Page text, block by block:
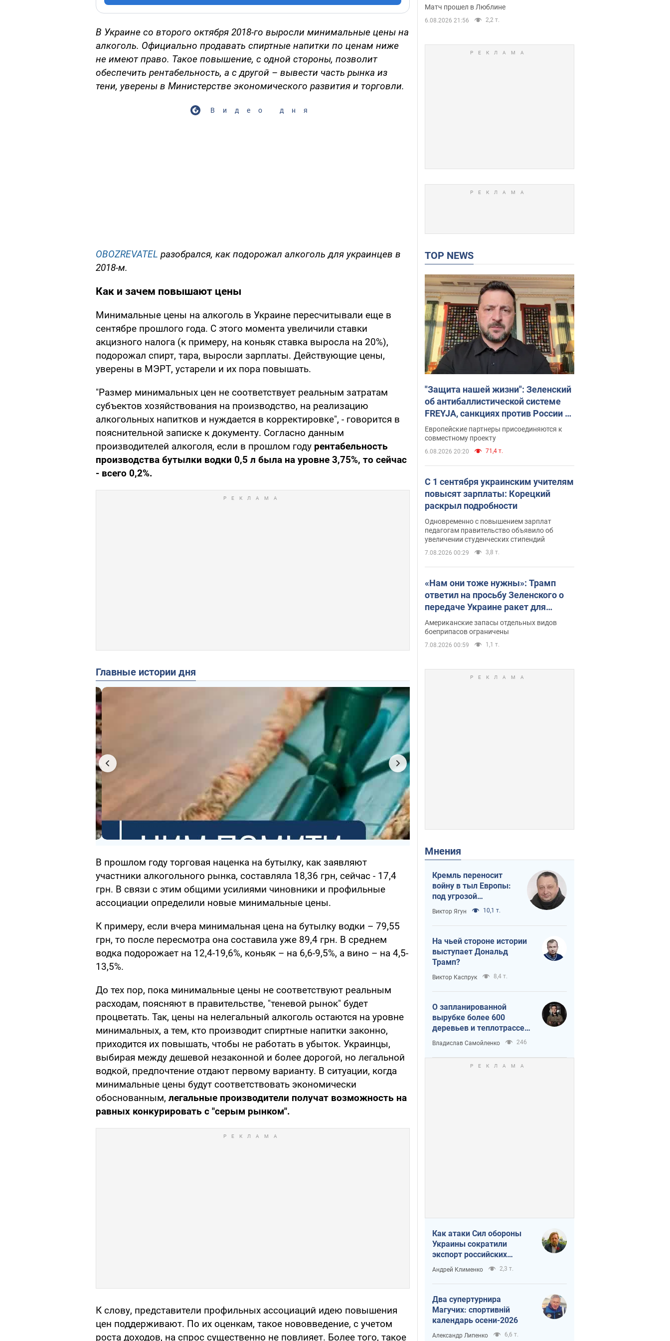
В Украине со второго октября 2018-го выросли минимальные цены на
алкоголь. Официально продавать спиртные напитки по ценам ниже
не имеют право. Такое повышение, с одной стороны, позволит
обеспечить рентабельность, а с другой – вывести часть рынка из
тени, уверены в Министерстве экономического развития и торговли.
Видео дня
OBOZREVATEL разобрался, как подорожал алкоголь для украинцев в
2018-м.
Как и зачем повышают цены
Минимальные цены на алкоголь в Украине пересчитывали еще в
сентябре прошлого года. С этого момента увеличили ставки
акцизного налога (к примеру, на коньяк ставка выросла на 20%),
подорожал спирт, тара, выросли зарплаты. Действующие цены,
уверены в МЭРТ, устарели и их пора повышать.
"Размер минимальных цен не соответствует реальным затратам
субъектов хозяйствования на производство, на реализацию
алкогольных напитков и нуждается в корректировке", - говорится в
пояснительной записке к документу. Согласно данным
производителей алкоголя, если в прошлом году рентабельность
производства бутылки водки 0,5 л была на уровне 3,75%, то сейчас
- всего 0,2%.
Главные истории дня
В прошлом году торговая наценка на бутылку, как заявляют
участники алкогольного рынка, составляла 18,36 грн, сейчас - 17,4
грн. В связи с этим общими усилиями чиновники и профильные
ассоциации определили новые минимальные цены.
К примеру, если вчера минимальная цена на бутылку водки – 79,55
грн, то после пересмотра она составила уже 89,4 грн. В среднем
водка подорожает на 12,4-19,6%, коньяк – на 6,6-9,5%, а вино – на 4,5-
13,5%.
До тех пор, пока минимальные цены не соответствуют реальным
расходам, поясняют в правительстве, "теневой рынок" будет
процветать. Так, цены на нелегальный алкоголь остаются на уровне
минимальных, а тем, кто производит спиртные напитки законно,
приходится их повышать, чтобы не работать в убыток. Украинцы,
выбирая между дешевой незаконной и более дорогой, но легальной
водкой, предпочтение отдают первому варианту. В ситуации, когда
минимальные цены будут соответствовать экономически
обоснованным, легальные производители получат возможность на
равных конкурировать с "серым рынком".
К слову, представители профильных ассоциаций идею повышения
цен поддерживают. По их оценкам, такое нововведение, с учетом
роста доходов, на спрос существенно не повлияет. Более того, такое
Матч прошел в Люблине
6.08.2026 21:56 2,2 т.
TOP NEWS
"Защита нашей жизни": Зеленский
об антибаллистической системе
FREYJA, санкциях против России и
поддержке аграриев. Видео
Европейские партнеры присоединяются к
совместному проекту
6.08.2026 20:20 71,4 т.
С 1 сентября украинским учителям
повысят зарплаты: Корецкий
раскрыл подробности
Одновременно с повышением зарплат
педагогам правительство объявило об
увеличении студенческих стипендий
7.08.2026 00:29 3,8 т.
«Нам они тоже нужны»: Трамп
ответил на просьбу Зеленского о
передаче Украине ракет для
Patriot
Американские запасы отдельных видов
боеприпасов ограничены
7.08.2026 00:59 1,1 т.
Мнения
Кремль переносит
войну в тыл Европы:
под угрозой
критическая
логистика
Виктор Ягун 10,1 т.
На чьей стороне истории
выступает Дональд
Трамп?
Виктор Каспрук 8,4 т.
О запланированной
вырубке более 600
деревьев и теплотрассе:
что происходит на
Теремках в Киеве
Владислав Самойленко 246
Как атаки Сил обороны
Украины сократили
экспорт российских
нефтепродуктов
Андрей Клименко 2,3 т.
Два супертурнира
Магучих: спортивній
календарь осени-2026
Александр Липенко 6,6 т.